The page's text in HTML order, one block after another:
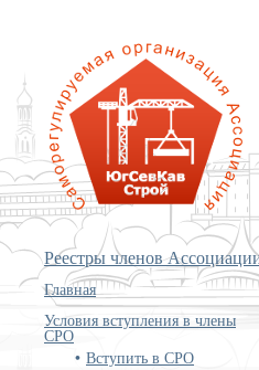
«Объединение строителей
Южного и Северо-Кавказского
округов»
Реестры членов
Главная
Условия вступления в члены
СРО
Вступить в СРО